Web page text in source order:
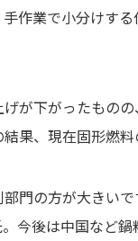
作業で小分けす
が下がったもの
果、現在固形燃料
部門の方が大きい
今後は中国など